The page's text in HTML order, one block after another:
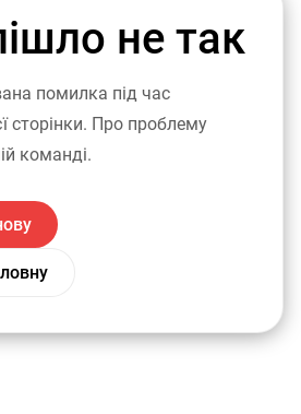
не так
помилка під час
сторінки. Про проблему
команді.